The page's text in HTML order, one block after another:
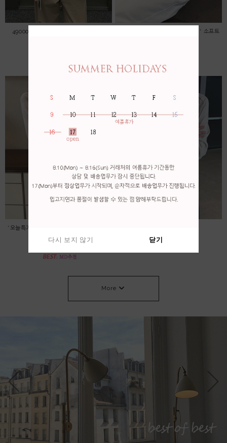
49000->45000 자수 레이스 블라우스
*오늘특가! 무배! 56000->53000 * 소프트
*오늘특가 58000->53000 베이지,차콜 당
일출고* 롤 라운드 니트
64,000원
More
다시 보지 않기 닫기
다시 보지 않기 닫기